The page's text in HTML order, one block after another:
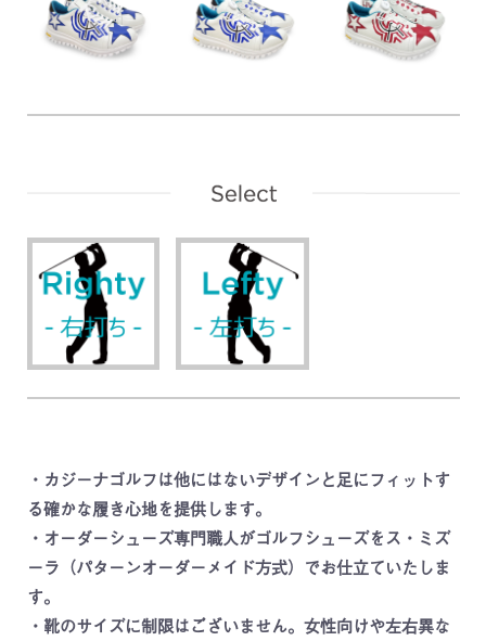
・カジーナゴルフは他にはないデザインと足にフィットす
る確かな履き心地を提供します。
・オーダーシューズ専門職人がゴルフシューズをス・ミズ
ーラ（パターンオーダーメイド方式）でお仕立ていたしま
す。
・靴のサイズに制限はございません。女性向けや左右異な